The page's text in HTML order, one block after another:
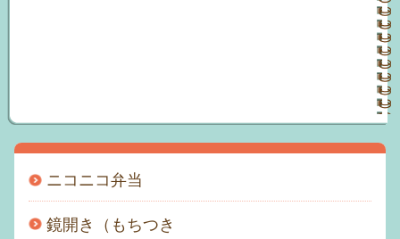
ニコニコ弁当
鏡開き（もちつき
アクセス
おといあわせ